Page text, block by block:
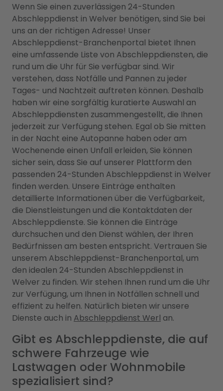
Wenn Sie einen zuverlässigen 24-Stunden
Abschleppdienst in Welver benötigen, sind Sie bei
uns an der richtigen Adresse! Unser
Abschleppdienst-Branchenportal bietet Ihnen
eine umfassende Liste von Abschleppdiensten, die
rund um die Uhr für Sie verfügbar sind. Wir
verstehen, dass Notfälle und Pannen zu jeder
Tages- und Nachtzeit auftreten können. Deshalb
haben wir eine sorgfältig kuratierte Auswahl an
Abschleppdiensten zusammengestellt, die Ihnen
jederzeit zur Verfügung stehen. Egal ob Sie mitten
in der Nacht eine Autopanne haben oder am
Wochenende einen Unfall erleiden, Sie können
sicher sein, dass Sie auf unserer Plattform den
passenden 24-Stunden Abschleppdienst in Welver
finden werden. Unsere Einträge enthalten
detaillierte Informationen über die Verfügbarkeit,
die Dienstleistungen und die Kontaktdaten der
Abschleppdienste. Sie können die Einträge
durchsuchen und den Dienst wählen, der Ihren
Bedürfnissen am besten entspricht. Vertrauen Sie
unserem Abschleppdienst-Branchenportal, um
den idealen 24-Stunden Abschleppdienst in
Welver zu finden. Wir stehen Ihnen rund um die Uhr
zur Verfügung, um Ihnen in Notfällen schnell und
effizient zu helfen. Natürlich bieten wir unsere
Dienste auch in Abschleppdienst Werl an.
Gibt es Abschleppdienste, die auf
schwere Fahrzeuge wie
Lastwagen oder Wohnmobile
spezialisiert sind?